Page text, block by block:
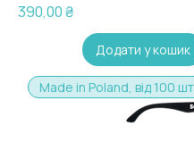
Ціна
390,00 ₴
Додати у кошик
Made in Poland, від 100 шт